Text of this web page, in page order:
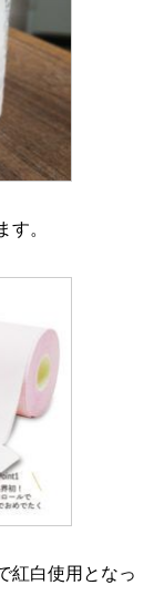
す。
紅白使用となっ